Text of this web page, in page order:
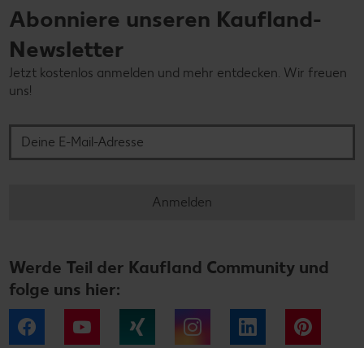
Abonniere unseren Kaufland-
Newsletter
Jetzt kostenlos anmelden und mehr entdecken. Wir freuen
uns!
Anmelden
Werde Teil der Kaufland Community und
folge uns hier:
Facebook YouTube Xing Instagram LinkedIn